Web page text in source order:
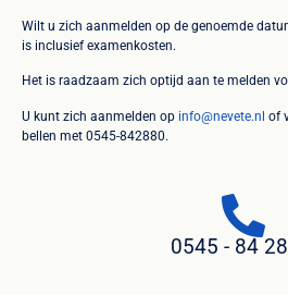
Wilt u zich aanmelden op de genoemde
is inclusief examenkosten.
Het is raadzaam zich optijd aan te melden
U kunt zich aanmelden op info@nevete.nl of
bellen met 0545-842880.
0545 - 84